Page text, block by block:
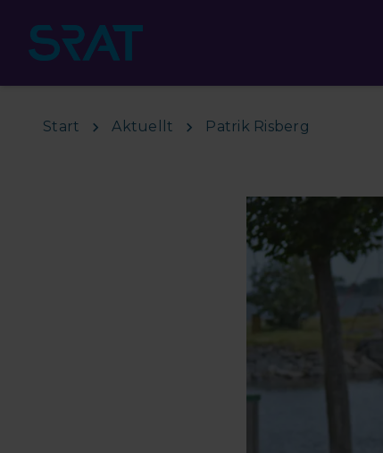
Start Aktuellt Patrik Risberg